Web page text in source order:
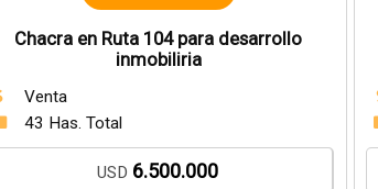
Chacra en Ruta 104 para desarrollo
inmobiliria
Venta
43 Has. Total
USD 6.500.000